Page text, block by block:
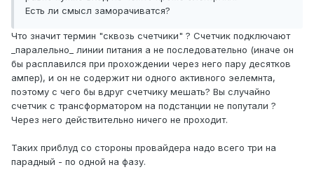
Есть ли смысл заморачиватся?
Что значит термин "сквозь счетчики" ? Счетчик подключают
_паралельно_ линии питания а не последовательно (иначе он
бы расплавился при прохождении через него пару десятков
ампер), и он не содержит ни одного активного эелемнта,
поэтому с чего бы вдруг счетчику мешать? Вы случайно
счетчик с трансформатором на подстанции не попутали ?
Через него действительно ничего не проходит.
Таких приблуд со стороны провайдера надо всего три на
парадный - по одной на фазу.